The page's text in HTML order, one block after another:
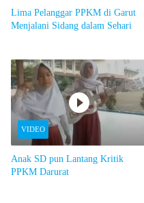
Lima Pelanggar PPKM di Garut
Menjalani Sidang dalam Sehari
VIDEO
Anak SD pun Lantang Kritik
PPKM Darurat